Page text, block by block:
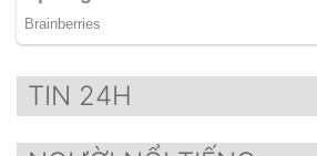
TIN 24H